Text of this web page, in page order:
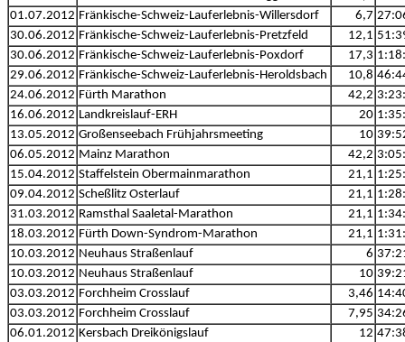
01.07.2012 Fränkische-Schweiz-Lauferlebnis-Willersdorf 6,7
30.06.2012 Fränkische-Schweiz-Lauferlebnis-Pretzfeld 12,1
30.06.2012 Fränkische-Schweiz-Lauferlebnis-Poxdorf 17,3
29.06.2012 Fränkische-Schweiz-Lauferlebnis-Heroldsbach 10,8
24.06.2012 Fürth Marathon 42,2
16.06.2012 Landkreislauf-ERH 20
13.05.2012 Großenseebach Frühjahrsmeeting 10
06.05.2012 Mainz Marathon 42,2
15.04.2012 Staffelstein Obermainmarathon 21,1
09.04.2012 Scheßlitz Osterlauf 21,1
31.03.2012 Ramsthal Saaletal-Marathon 21,1
18.03.2012 Fürth Down-Syndrom-Marathon 21,1
10.03.2012 Neuhaus Straßenlauf 6
10.03.2012 Neuhaus Straßenlauf 10
03.03.2012 Forchheim Crosslauf 3,46
03.03.2012 Forchheim Crosslauf 7,95
06.01.2012 Kersbach Dreikönigslauf 12